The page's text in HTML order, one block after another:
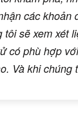
các khoản
tôi sẽ xem xét
có phù hợp
Và khi chúng